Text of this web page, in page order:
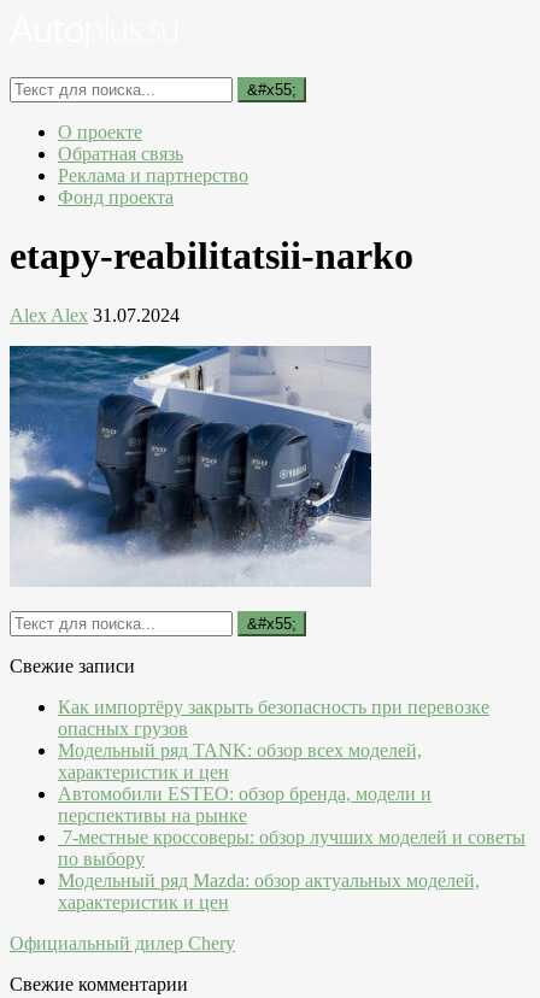
О проекте
Обратная связь
Реклама и партнерство
Фонд проекта
etapy-reabilitatsii-narko
Alex Alex 31.07.2024
Свежие записи
Как импортёру закрыть безопасность при перевозке
опасных грузов
Модельный ряд TANK: обзор всех моделей,
характеристик и цен
Автомобили ESTEO: обзор бренда, модели и
перспективы на рынке
7-местные кроссоверы: обзор лучших моделей и советы
по выбору
Модельный ряд Mazda: обзор актуальных моделей,
характеристик и цен
Официальный дилер Chery
Свежие комментарии